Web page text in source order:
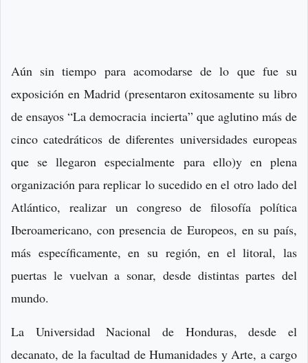
Aún sin tiempo para acomodarse de lo que fue su
exposición en Madrid (presentaron exitosamente su libro
de ensayos “La democracia incierta” que aglutino más de
cinco catedráticos de diferentes universidades europeas
que se llegaron especialmente para ello)y en plena
organización para replicar lo sucedido en el otro lado del
Atlántico, realizar un congreso de filosofía política
Iberoamericano, con presencia de Europeos, en su país,
más específicamente, en su región, en el litoral, las
puertas le vuelvan a sonar, desde distintas partes del
mundo.
La Universidad Nacional de Honduras, desde el
decanato, de la facultad de Humanidades y Arte, a cargo